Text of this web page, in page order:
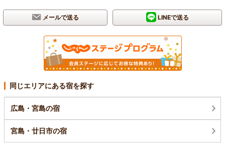
メールで送る LINEで送る
同じエリアにある宿を探す
広島・宮島の宿
宮島・廿日市の宿